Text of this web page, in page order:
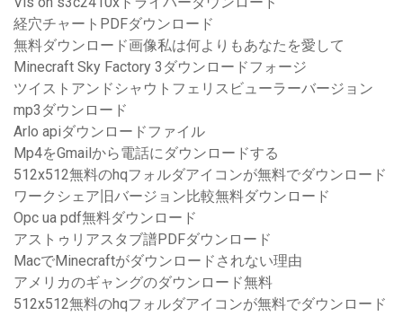
経穴チャートPDFダウンロード
無料ダウンロード画像私は何よりもあなたを愛して
Minecraft Sky Factory 3ダウンロードフォージ
ツイストアンドシャウトフェリスビューラーバージョン
mp3ダウンロード
Arlo apiダウンロードファイル
Mp4をGmailから電話にダウンロードする
512x512無料のhqフォルダアイコンが無料でダウンロード
ワークシェア旧バージョン比較無料ダウンロード
Opc ua pdf無料ダウンロード
アストゥリアスタブ譜PDFダウンロード
MacでMinecraftがダウンロードされない理由
アメリカのギャングのダウンロード無料
512x512無料のhqフォルダアイコンが無料でダウンロード